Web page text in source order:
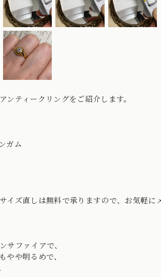
ンティークリングをご紹介します。
ガム
イズ直しは無料で承りますので、お気軽に
サファイアで、
やや明るめで、